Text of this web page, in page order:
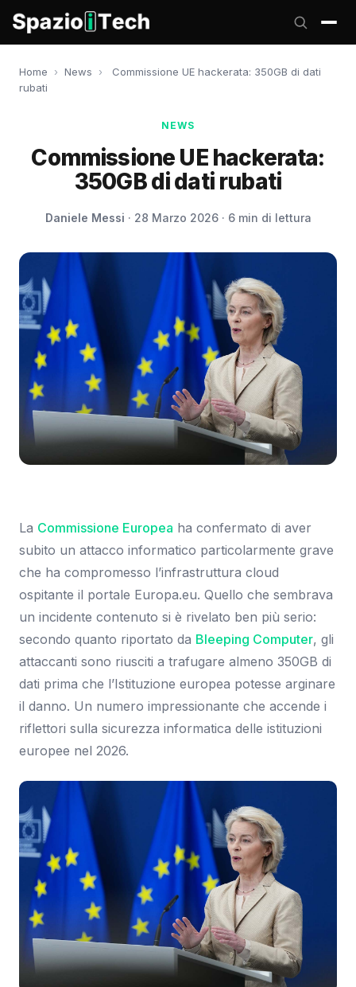
Home › News ›
Commissione UE hackerata: 350GB di dati
rubati
NEWS
Commissione UE hackerata:
350GB di dati rubati
Daniele Messi · 28 Marzo 2026 · 6 min di lettura
La Commissione Europea ha confermato di aver
subito un attacco informatico particolarmente grave
che ha compromesso l’infrastruttura cloud
ospitante il portale Europa.eu. Quello che sembrava
un incidente contenuto si è rivelato ben più serio:
secondo quanto riportato da Bleeping Computer, gli
attaccanti sono riusciti a trafugare almeno 350GB di
dati prima che l’Istituzione europea potesse arginare
il danno. Un numero impressionante che accende i
riflettori sulla sicurezza informatica delle istituzioni
europee nel 2026.